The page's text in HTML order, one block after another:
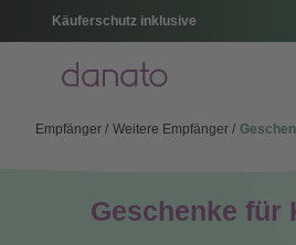
Käuferschutz inklusive
Menü
Empfänger Weitere Empfänger
Geschenke für